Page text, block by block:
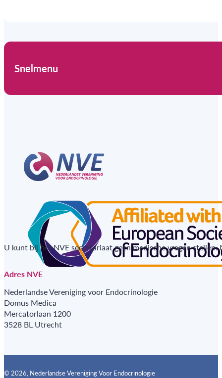
Snelmenu
U kunt bij het NVE secretariaat geen medische vragen
Adres NVE
Nederlandse Vereniging voor Endocrinologie
Domus Medica
Mercatorlaan 1200
3528 BL Utrecht
© 2026, Nederlandse Vereniging Voor Endocrinologie